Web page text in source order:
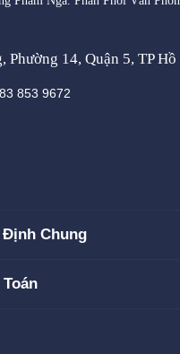
Phường 14, Quận 5, TP
853 9672
Định Chung